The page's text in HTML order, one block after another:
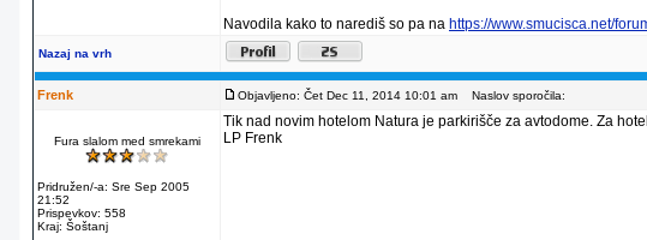
Navodila kako to narediš so pa na https://www.smucisca.net/
Nazaj na vrh
Frenk Objavljeno: Čet Dec 11, 2014 10:01 am Naslov sporočila:
Fura slalom med smrekami
Pridružen/-a: Sre Sep 2005
21:52
Prispevkov: 558
Kraj: Šoštanj
Tik nad novim hotelom Natura je parkirišče za avtodome. Za
LP Frenk